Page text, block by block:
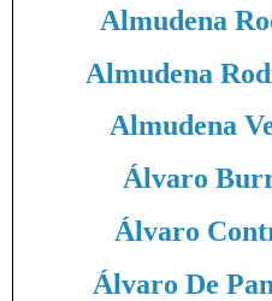
Almudena
Almudena
Almudena
Álvaro
Álvaro
Álvaro De